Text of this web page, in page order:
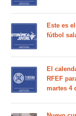
Este es
fútbol
El
RFEF
martes 4